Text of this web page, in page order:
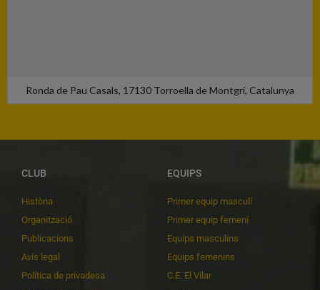
Ronda de Pau Casals, 17130 Torroella de Montgrí, Catalunya
CLUB
Història
Organització
Publicacions
Avís legal
Política de privadesa
EQUIPS
Primer equip masculí
Primer equip femení
Equips masculins
Equips femenins
C.E. El Vilar